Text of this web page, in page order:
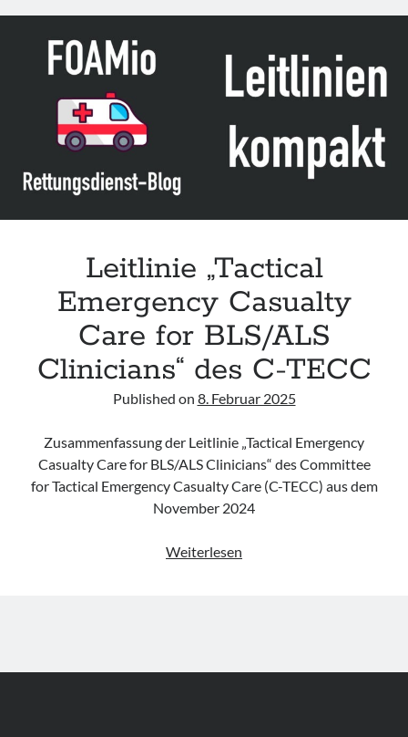
Casualty
Guidelines
for
Medical
des
CoTCCC
Leitlinie „Tactical
Emergency Casualty
Care for BLS/ALS
Clinicians“ des C-TECC
Published on 8. Februar 2025
Zusammenfassung der Leitlinie „Tactical Emergency
Casualty Care for BLS/ALS Clinicians“ des Committee
for Tactical Emergency Casualty Care (C-TECC) aus dem
November 2024
Weiterlesen